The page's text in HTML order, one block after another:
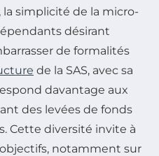
simplicité de la micro-
désirant
de formalités
de la SAS, avec sa
davantage aux
des levées de fonds
Cette diversité invite à
notamment sur